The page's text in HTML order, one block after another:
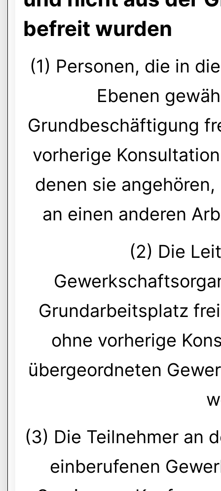
befreit wurden
(1) Personen, die in
Ebenen
Grundbeschäftigung
vorherige
denen sie
an einen anderen
(2) Die
Grundarbeitsplatz
ohne vorherige
übergeordneten
(3) Die Teilnehmer an
einberufenen